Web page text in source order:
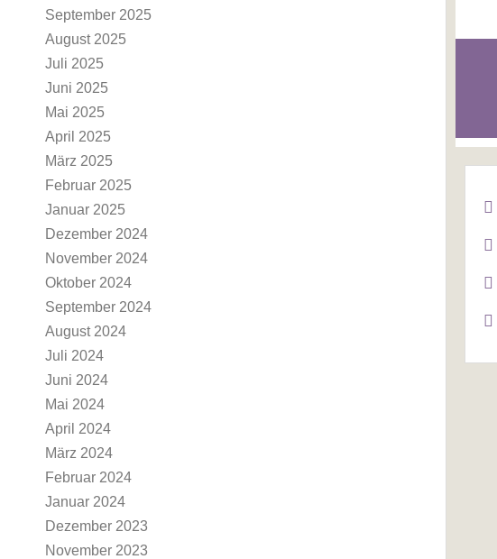
September 2025
August 2025
Juli 2025
Juni 2025
Mai 2025
April 2025
März 2025
Februar 2025
Januar 2025
Dezember 2024
November 2024
Oktober 2024
September 2024
August 2024
Juli 2024
Juni 2024
Mai 2024
April 2024
März 2024
Februar 2024
Januar 2024
Dezember 2023
November 2023